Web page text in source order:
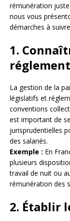
rémunération
nous vous
démarches à
1.
La gestion de la
législatifs et
conventions
est important de
jurisprudentielles
des salariés.
Exemple : En
plusieurs
travail de nuit ou
rémunération des
2. Établir